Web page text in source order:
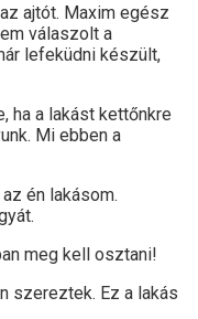
ajtót. Maxim egész
válaszolt a
lefeküdni készült,
ha a lakást kettőnkre
Mi ebben a
én lakásom.
meg kell osztani!
szereztek. Ez a lakás